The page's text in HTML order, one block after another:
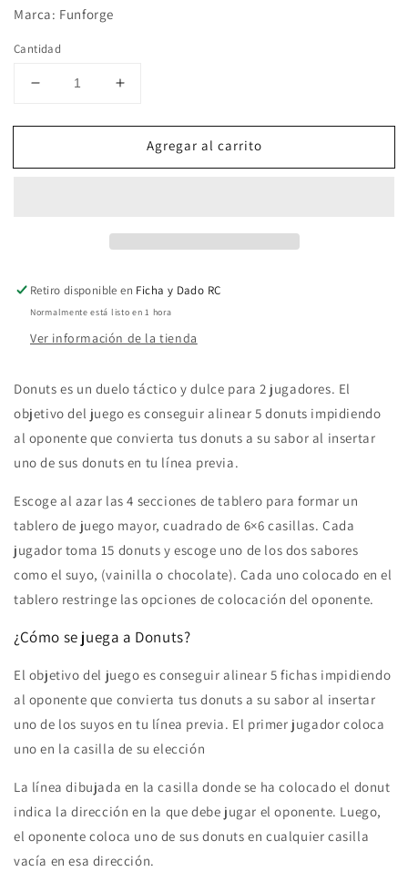
Marca: Funforge
Cantidad
Reducir
para
Juego
Aumentar
para
Donuts,
Juego
Agregar al carrito
Retiro disponible en Ficha y Dado RC
Normalmente está listo en 1 hora
Ver información de la tienda
Donuts es un duelo táctico y dulce para 2 jugadores. El
objetivo del juego es conseguir alinear 5 donuts impidiendo
al oponente que convierta tus donuts a su sabor al insertar
uno de sus donuts en tu línea previa.
Escoge al azar las 4 secciones de tablero para formar un
tablero de juego mayor, cuadrado de 6×6 casillas. Cada
jugador toma 15 donuts y escoge uno de los dos sabores
como el suyo, (vainilla o chocolate). Cada uno colocado en el
tablero restringe las opciones de colocación del oponente.
¿Cómo se juega a Donuts?
El objetivo del juego es conseguir alinear 5 fichas impidiendo
al oponente que convierta tus donuts a su sabor al insertar
uno de los suyos en tu línea previa. El primer jugador coloca
uno en la casilla de su elección
La línea dibujada en la casilla donde se ha colocado el donut
indica la dirección en la que debe jugar el oponente. Luego,
el oponente coloca uno de sus donuts en cualquier casilla
vacía en esa dirección.